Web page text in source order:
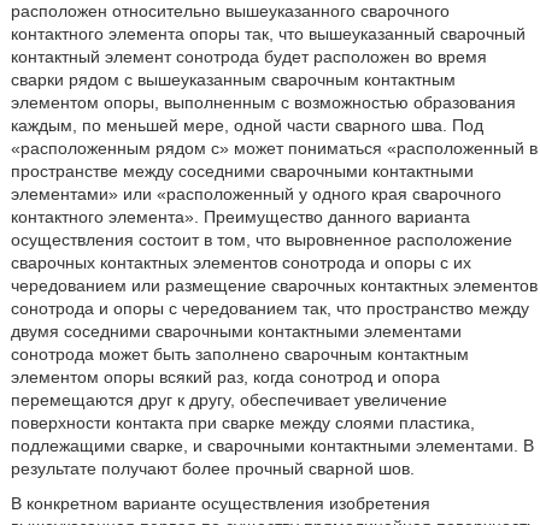
расположен относительно вышеуказанного сварочного
контактного элемента опоры так, что вышеуказанный сварочный
контактный элемент сонотрода будет расположен во время
сварки рядом с вышеуказанным сварочным контактным
элементом опоры, выполненным с возможностью образования
каждым, по меньшей мере, одной части сварного шва. Под
«расположенным рядом с» может пониматься «расположенный в
пространстве между соседними сварочными контактными
элементами» или «расположенный у одного края сварочного
контактного элемента». Преимущество данного варианта
осуществления состоит в том, что выровненное расположение
сварочных контактных элементов сонотрода и опоры с их
чередованием или размещение сварочных контактных элементов
сонотрода и опоры с чередованием так, что пространство между
двумя соседними сварочными контактными элементами
сонотрода может быть заполнено сварочным контактным
элементом опоры всякий раз, когда сонотрод и опора
перемещаются друг к другу, обеспечивает увеличение
поверхности контакта при сварке между слоями пластика,
подлежащими сварке, и сварочными контактными элементами. В
результате получают более прочный сварной шов.
В конкретном варианте осуществления изобретения